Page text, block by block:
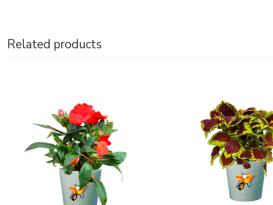
Related products